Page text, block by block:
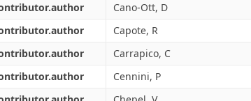
Cano-Ott, D
Capote, R
Carrapico, C
Cennini, P